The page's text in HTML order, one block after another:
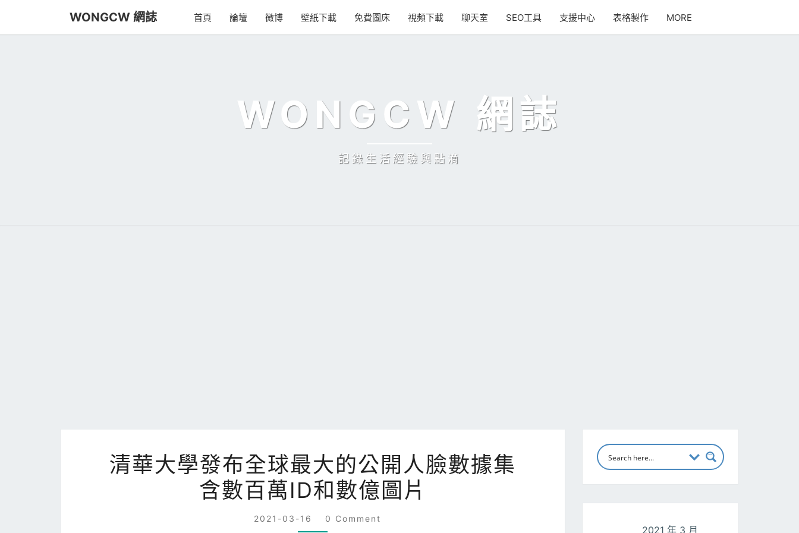
WONGCW 網誌 首頁 論壇 微博 壁紙下載 免費圖床 視頻下載 聊天室 SEO工具 支援中心 表格製作 MORE
WONGCW 網誌
記錄生活經驗與點滴
華
大
學
清華大學發布全球最大的公開人臉數據集
含數百萬ID和數億圖片
2021-03-16 COMMENTS
0 Comment
2021 年 3 月